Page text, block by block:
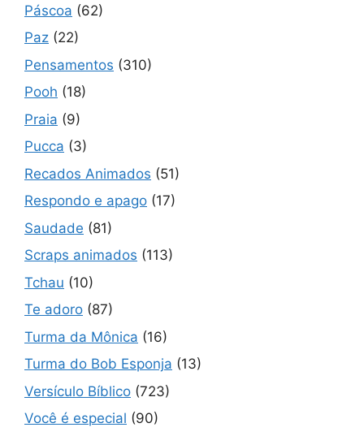
Páscoa (62)
Paz (22)
Pensamentos (310)
Pooh (18)
Praia (9)
Pucca (3)
Recados Animados (51)
Respondo e apago (17)
Saudade (81)
Scraps animados (113)
Tchau (10)
Te adoro (87)
Turma da Mônica (16)
Turma do Bob Esponja (13)
Versículo Bíblico (723)
Você é especial (90)